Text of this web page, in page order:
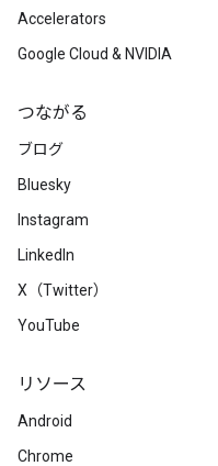
Accelerators
Google Cloud & NVIDIA
つながる
ブログ
Bluesky
Instagram
LinkedIn
X（Twitter）
YouTube
リソース
Android
Chrome